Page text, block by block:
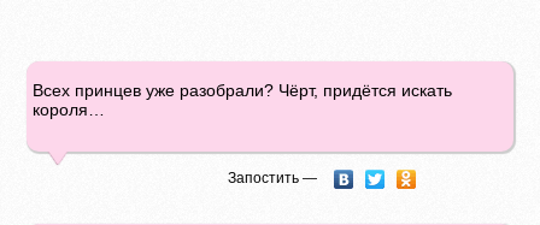
Всех принцев уже разобрали? Чёрт, придётся искать
короля…
Запостить —